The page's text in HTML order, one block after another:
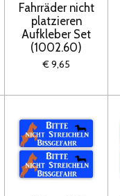
Fahrräder nicht
platzieren
Aufkleber Set
(1002.60)
€ 9,65